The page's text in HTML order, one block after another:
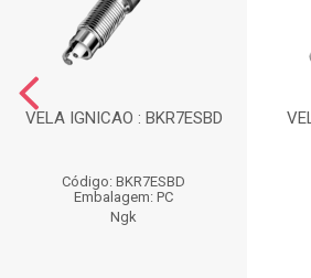
VELA IGNICAO : BKR7ESBD
Código: BKR7ESBD
Embalagem: PC
Ngk